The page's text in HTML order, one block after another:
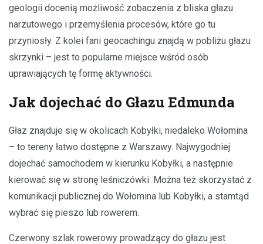
geologii docenią możliwość zobaczenia z bliska głazu
narzutowego i przemyślenia procesów, które go tu
przyniosły. Z kolei fani geocachingu znajdą w pobliżu głazu
skrzynki – jest to popularne miejsce wśród osób
uprawiających tę formę aktywności.
Jak dojechać do Głazu Edmunda
Głaz znajduje się w okolicach Kobyłki, niedaleko Wołomina
– to tereny łatwo dostępne z Warszawy. Najwygodniej
dojechać samochodem w kierunku Kobyłki, a następnie
kierować się w stronę leśniczówki. Można też skorzystać z
komunikacji publicznej do Wołomina lub Kobyłki, a stamtąd
wybrać się pieszo lub rowerem.
Czerwony szlak rowerowy prowadzący do głazu jest